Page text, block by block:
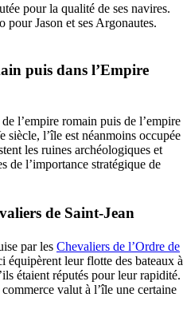
pour la qualité de ses navires.
pour Jason et ses Argonautes.
puis dans l’Empire
l’empire romain puis de l’empire
siècle, l’île est néanmoins occupée
les ruines archéologiques et
de l’importance stratégique de
de Saint-Jean
par les Chevaliers de l’Ordre de
équipèrent leur flotte des bateaux à
étaient réputés pour leur rapidité.
valut à l’île une certaine